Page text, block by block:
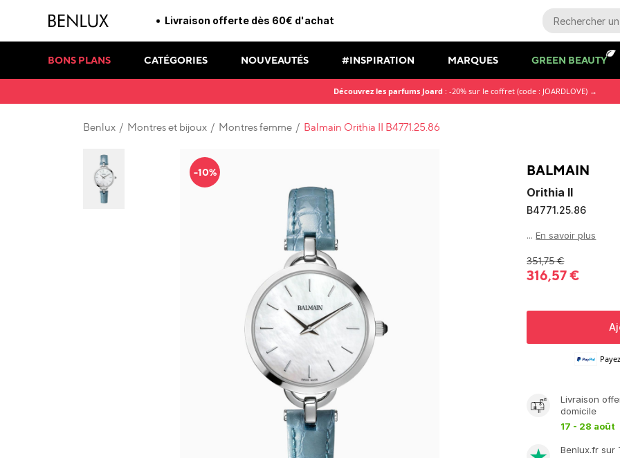
Livraison offerte dès 60€ d'achat
BONS PLANS CATÉGORIES NOUVEAUTÉS #INSPIRATION MARQUES GREEN BEAUTY
Découvrez les parfums Joard : -20% sur le coffret (code : JOARDLOVE) →
Benlux / Montres et bijoux / Montres femme / Balmain Orithia II B4771.25.86
-10%
Orithia II
B4771.25.86
BALMAIN
... En savoir plus
351,75€
316,57€
Livraison
domicile
17 - 28 août
Benlux.fr sur